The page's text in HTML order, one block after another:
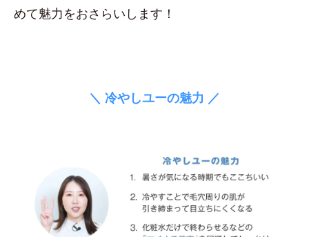
めて魅力をおさらいします！
＼ 冷やしユーの魅力 ／